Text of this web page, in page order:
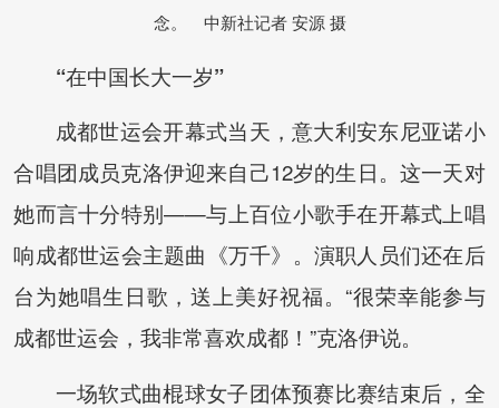
念。 中新社记者 安源 摄
“在中国长大一岁”
成都世运会开幕式当天，意大利安东尼亚诺小
合唱团成员克洛伊迎来自己12岁的生日。这一天对
她而言十分特别——与上百位小歌手在开幕式上唱
响成都世运会主题曲《万千》。演职人员们还在后
台为她唱生日歌，送上美好祝福。“很荣幸能参与
成都世运会，我非常喜欢成都！”克洛伊说。
一场软式曲棍球女子团体预赛比赛结束后，全